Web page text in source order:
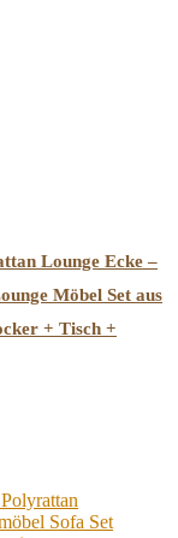
Lounge Ecke –
Möbel Set aus
+ Tisch +